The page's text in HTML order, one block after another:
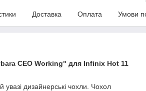
Доставка Оплата Умови
CEO Working" для Infinix Hot 11
дизайнерські чохли. Чохол